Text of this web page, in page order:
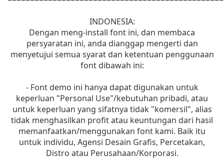
INDONESIA:
Dengan meng-install font ini, dan membaca
persyaratan ini, anda dianggap mengerti dan
menyetujui semua syarat dan ketentuan penggunaan
font dibawah ini:
- Font demo ini hanya dapat digunakan untuk
keperluan "Personal Use"/kebutuhan pribadi, atau
untuk keperluan yang sifatnya tidak "komersil", alias
tidak menghasilkan profit atau keuntungan dari hasil
memanfaatkan/menggunakan font kami. Baik itu
untuk individu, Agensi Desain Grafis, Percetakan,
Distro atau Perusahaan/Korporasi.